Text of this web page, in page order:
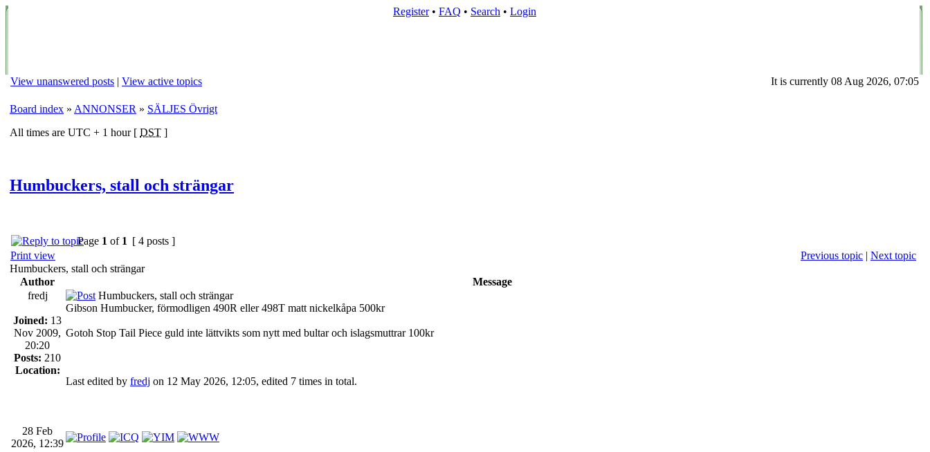
Register• FAQ • Search • Login
View unanswered posts | View active topics It is currently 08 Aug 2026, 07:05
Board index » ANNONSER » SÄLJES Övrigt
All times are UTC + 1 hour [ DST ]
Humbuckers, stall och strängar
Page 1 of 1 [ 4 posts ]
Print view
Previous topic | Next topic
Humbuckers, stall och strängar
Author
Message
fredj
Joined: 13
Nov 2009,
20:20
Posts: 210
Location:
Humbuckers, stall och strängar
Gibson Humbucker, förmodligen 490R eller 498T matt nickelkåpa 500kr
Gotoh Stop Tail Piece guld inte lättvikts som nytt med bultar och islagsmuttrar 100kr
Last edited by fredj on 12 May 2026, 12:05, edited 7 times in total.
28 Feb
2026, 12:39